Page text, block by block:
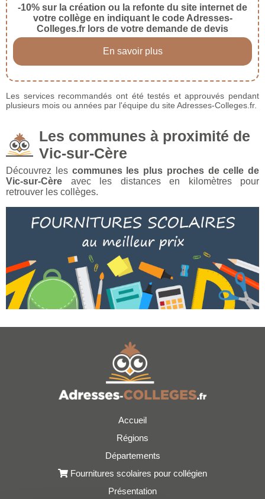
-10% sur la création ou la refonte du site internet de
votre collège en indiquant le code Adresses-
Colleges.fr lors de votre demande de devis
En savoir plus
Les services recommandés ont été testés et approuvés pendant
plusieurs mois ou années par l'équipe du site Adresses-Colleges.fr.
Les communes à proximité de
Vic-sur-Cère
Découvrez les communes les plus proches de celle de
Vic-sur-Cère avec les distances en kilomètres pour
retrouver les collèges.
Accueil
Régions
Départements
Fournitures scolaires pour collégien
Présentation